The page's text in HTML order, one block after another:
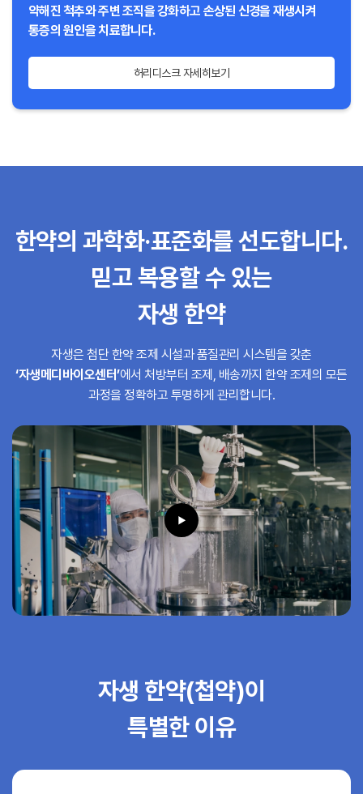
약해진 척추와 주변 조직을 강화하고 손상된 신경을 재생시켜
통증의 원인을 치료합니다.
허리디스크 자세히보기
한약의 과학화·표준화를 선도합니다.
믿고 복용할 수 있는
자생 한약
자생은 첨단 한약 조제 시설과 품질관리 시스템을 갖춘
‘자생메디바이오센터’에서 처방부터 조제, 배송까지 한약 조제의 모든
과정을 정확하고 투명하게 관리합니다.
자생 한약(첩약)이
특별한 이유